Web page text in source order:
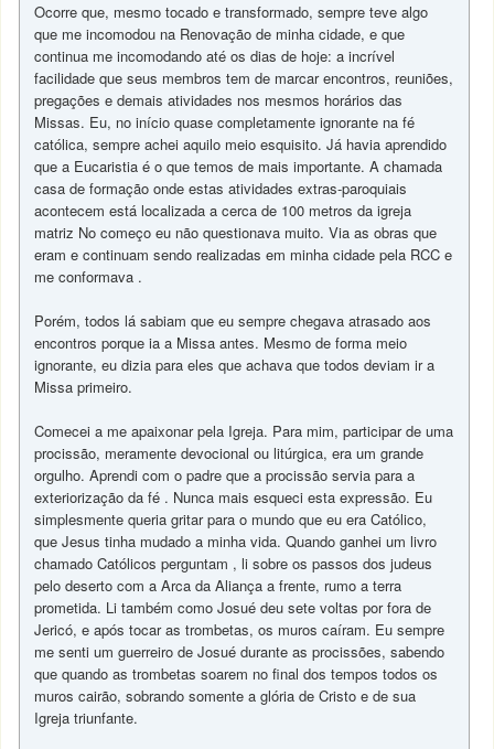
Ocorre que, mesmo tocado e transformado, sempre teve algo
que me incomodou na Renovação de minha cidade, e que
continua me incomodando até os dias de hoje: a incrível
facilidade que seus membros tem de marcar encontros, reuniões,
pregações e demais atividades nos mesmos horários das
Missas. Eu, no início quase completamente ignorante na fé
católica, sempre achei aquilo meio esquisito. Já havia aprendido
que a Eucaristia é o que temos de mais importante. A chamada
casa de formação onde estas atividades extras-paroquiais
acontecem está localizada a cerca de 100 metros da igreja
matriz No começo eu não questionava muito. Via as obras que
eram e continuam sendo realizadas em minha cidade pela RCC e
me conformava .
Porém, todos lá sabiam que eu sempre chegava atrasado aos
encontros porque ia a Missa antes. Mesmo de forma meio
ignorante, eu dizia para eles que achava que todos deviam ir a
Missa primeiro.
Comecei a me apaixonar pela Igreja. Para mim, participar de uma
procissão, meramente devocional ou litúrgica, era um grande
orgulho. Aprendi com o padre que a procissão servia para a
exteriorização da fé . Nunca mais esqueci esta expressão. Eu
simplesmente queria gritar para o mundo que eu era Católico,
que Jesus tinha mudado a minha vida. Quando ganhei um livro
chamado Católicos perguntam , li sobre os passos dos judeus
pelo deserto com a Arca da Aliança a frente, rumo a terra
prometida. Li também como Josué deu sete voltas por fora de
Jericó, e após tocar as trombetas, os muros caíram. Eu sempre
me senti um guerreiro de Josué durante as procissões, sabendo
que quando as trombetas soarem no final dos tempos todos os
muros cairão, sobrando somente a glória de Cristo e de sua
Igreja triunfante.